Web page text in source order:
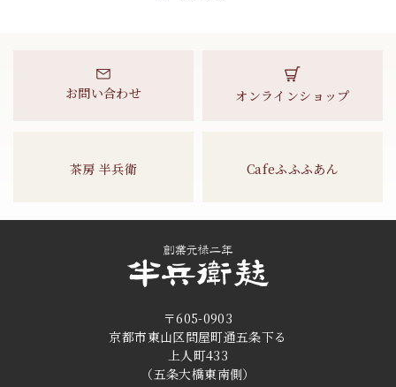
お問い合わせ オンラインショップ
茶房 半兵衛 Cafeふふふあん
〒605-0903
京都市東山区問屋町通五条下る
上人町433
（五条大橋東南側）